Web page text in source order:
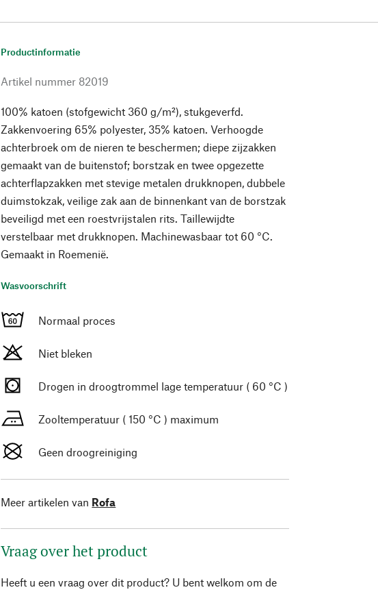
Productinformatie
Artikel nummer 82019
100% katoen (stofgewicht 360 g/m²), stukgeverfd.
Zakkenvoering 65% polyester, 35% katoen. Verhoogde
achterbroek om de nieren te beschermen; diepe zijzakken
gemaakt van de buitenstof; borstzak en twee opgezette
achterflapzakken met stevige metalen drukknopen, dubbele
duimstokzak, veilige zak aan de binnenkant van de borstzak
beveiligd met een roestvrijstalen rits. Taillewijdte
verstelbaar met drukknopen. Machinewasbaar tot 60 °C.
Gemaakt in Roemenië.
Wasvoorschrift
Normaal proces
Niet bleken
Drogen in droogtrommel lage temperatuur ( 60 °C )
Zooltemperatuur ( 150 °C ) maximum
Geen droogreiniging
Meer artikelen van Rofa
Vraag over het product
Heeft u een vraag over dit product? U bent welkom om de